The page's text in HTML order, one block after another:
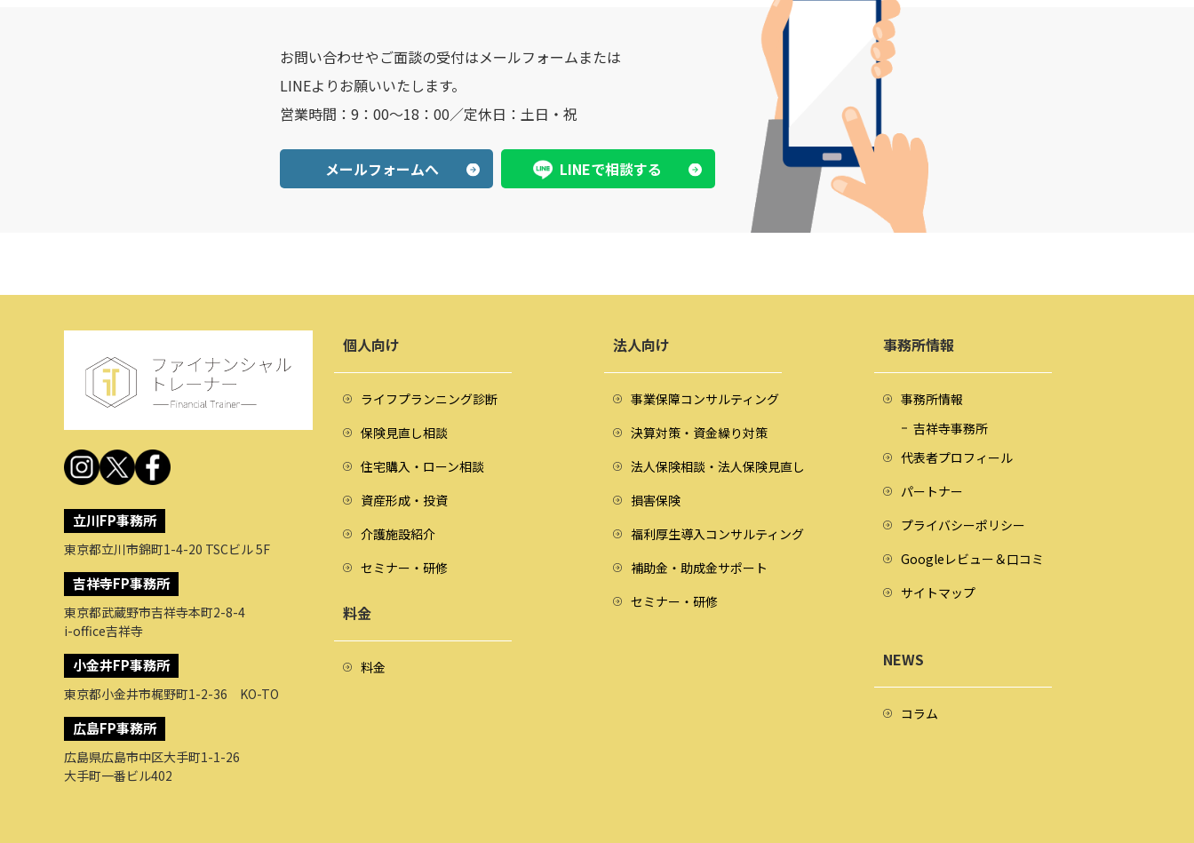
お問い合わせやご面談の受付はメールフォームまたは
LINEよりお願いいたします。
営業時間：9：00～18：00／定休日：土日・祝
メールフォームへ LINEで相談する
立川FP事務所
東京都立川市錦町1-4-20 TSCビル 5F
吉祥寺FP事務所
東京都武蔵野市吉祥寺本町2-8-4
i-office吉祥寺
小金井FP事務所
東京都小金井市梶野町1-2-36 KO-TO
広島FP事務所
広島県広島市中区大手町1-1-26
大手町一番ビル402
個人向け
ライフプランニング診断
保険見直し相談
住宅購入・ローン相談
資産形成・投資
介護施設紹介
セミナー・研修
料金
料金
法人向け
事業保障コンサルティング
決算対策・資金繰り対策
法人保険相談・法人保険見直し
損害保険
福利厚生導入コンサルティング
補助金・助成金サポート
セミナー・研修
事務所情報
事務所情報
吉祥寺事務所
代表者プロフィール
パートナー
プライバシーポリシー
Googleレビュー＆口コミ
サイトマップ
NEWS
コラム